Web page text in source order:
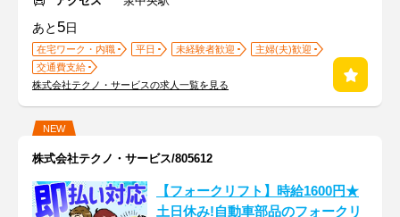
あと 5日
在宅ワーク・内職 平日 未経験者歓迎
主婦(夫)歓迎
交通費支給
株式会社テクノ・サービスの求人一覧を見る
NEW
株式会社テクノ・サービス/805612
【フォークリフト】時給1600円★
土日休み!自動車部品のフォークリ